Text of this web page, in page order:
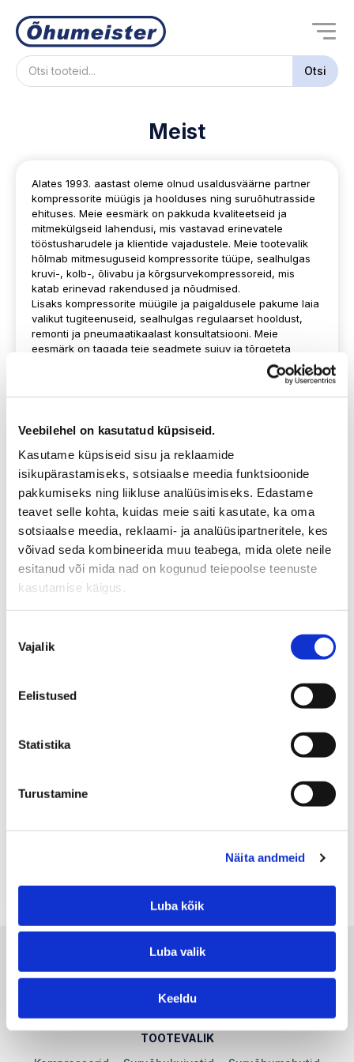
Veebilehel on kasutatud küpsiseid.
Kasutame küpsiseid sisu ja reklaamide
isikupärastamiseks, sotsiaalse meedia funktsioonide
pakkumiseks ning liikluse analüüsimiseks. Edastame
teavet selle kohta, kuidas meie saiti kasutate, ka oma
sotsiaalse meedia, reklaami- ja analüüsipartneritele, kes
võivad seda kombineerida muu teabega, mida olete neile
esitanud või mida nad on kogunud teiepoolse teenuste
kasutamise käigus.
valik
Vajalik
Eelistused
Statistika
Turustamine
Näita andmeid
Luba kõik
Luba valik
Keeldu
Products
search
Otsi
Meist
Alates 1993. aastast oleme olnud usaldusväärne partner
kompressorite müügis ja hoolduses ning suruõhutrasside
ehituses. Meie eesmärk on pakkuda kvaliteetseid ja
mitmekülgseid lahendusi, mis vastavad erinevatele
tööstusharudele ja klientide vajadustele. Meie tootevalik
hõlmab mitmesuguseid kompressorite tüüpe, sealhulgas
kruvi-, kolb-, õlivabu ja kõrgsurvekompressoreid, mis
katab erinevad rakendused ja nõudmised.
Lisaks kompressorite müügile ja paigaldusele pakume laia
valikut tugiteenuseid, sealhulgas regulaarset hooldust,
remonti ja pneumaatikaalast konsultatsiooni. Meie
eesmärk on tagada teie seadmete sujuv ja tõrgeteta
Meie remondi- ja hooldusteenused hõlmavad kõiki
regulaarset hooldust või kiiret remondilahendust, saate
meilt usaldusväärset abi ja kvaliteetset teenindust.
kompressorite valdkonnas ning meie kliendikeskne
Pakume terviklikke ja kohandatud kompressorilahendusi,
Kui otsite usaldusväärset partnerit kompressorite ja
jagama oma teadmisi ja kogemusi ning pakkuma teile
Õhumeistri OÜ © 2026
TOOTEVALIK